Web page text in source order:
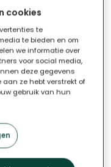
van af. Heb
was? Dan
Omgekeerd kan
dan
je
energie je
cookies
te
te bieden en om
we informatie over
voor social media,
deze gegevens
ze hebt verstrekt of
gebruik van hun